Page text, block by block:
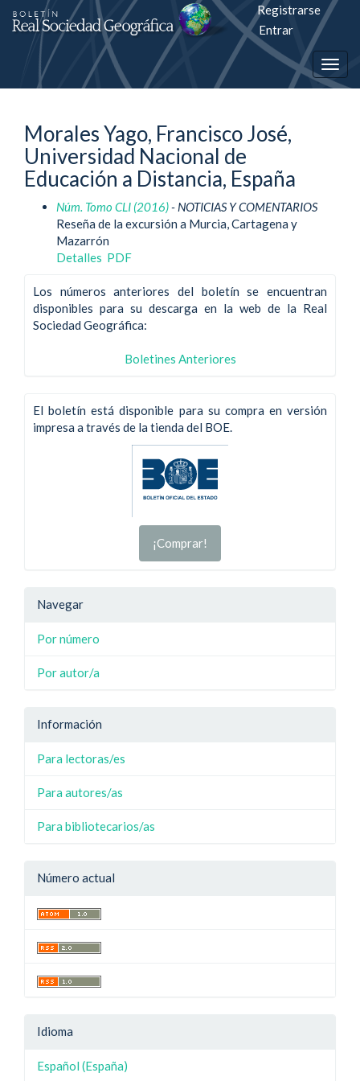
Salto
rápiso
a
página
contenido
Navegación
principal
Contenido
Barra
lateral
Registrarse
Entrar
Morales Yago, Francisco José,
Universidad Nacional de
Educación a Distancia, España
Núm. Tomo CLI (2016)- NOTICIAS Y COMENTARIOS
Reseña de la excursión a Murcia, Cartagena y
Mazarrón
Detalles PDF
Los números anteriores del boletín se encuentran
disponibles para su descarga en la web de la Real
Sociedad Geográfica:
Boletines Anteriores
El boletín está disponible para su compra en versión
impresa a través de la tienda del BOE.
¡Comprar!
Navegar
Por número
Por autor/a
Información
Para lectoras/es
Para autores/as
Para bibliotecarios/as
Número actual
Idioma
Español (España)